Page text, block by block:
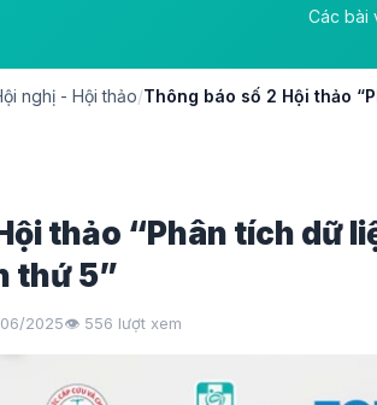
Các bài
nghị - Hội thảo/Thông báo số 2 Hội thảo
thảo “Phân tích dữ
thứ 5”
2025👁️ 556 lượt xem